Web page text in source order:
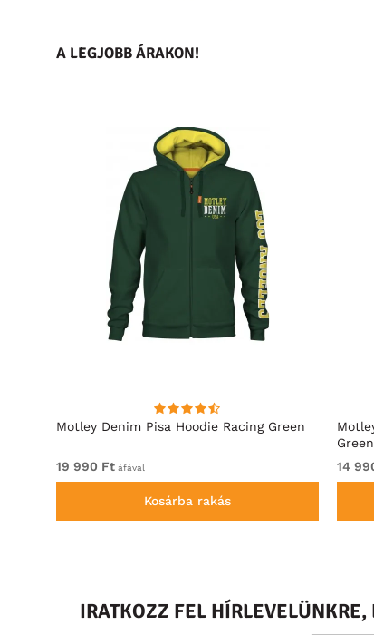
A LEGJOBB ÁRAKON!
Motley Denim Pisa Hoodie Racing Green
19 990 Ft áfával
Kosárba rakás
Green
14
IRATKOZZ FEL